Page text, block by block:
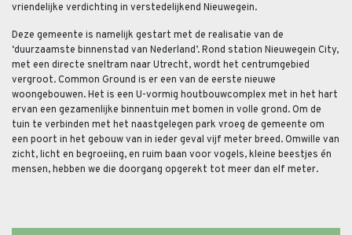
vriendelijke verdichting in verstedelijkend Nieuwegein.
Deze gemeente is namelijk gestart met de realisatie van de
‘duurzaamste binnenstad van Nederland’. Rond station Nieuwegein City,
met een directe sneltram naar Utrecht, wordt het centrumgebied
vergroot. Common Ground is er een van de eerste nieuwe
woongebouwen. Het is een U-vormig houtbouwcomplex met in het hart
ervan een gezamenlijke binnentuin met bomen in volle grond. Om de
tuin te verbinden met het naastgelegen park vroeg de gemeente om
een poort in het gebouw van in ieder geval vijf meter breed. Omwille van
zicht, licht en begroeiing, en ruim baan voor vogels, kleine beestjes én
mensen, hebben we die doorgang opgerekt tot meer dan elf meter.